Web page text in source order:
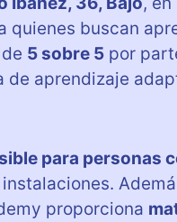
buscan
5 sobre 5 por
de aprendizaje
para personas
proporciona